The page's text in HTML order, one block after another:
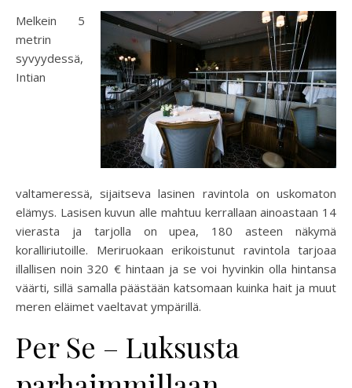
Melkein 5
metrin
syvyydessä,
Intian
valtameressä, sijaitseva lasinen ravintola on uskomaton
elämys. Lasisen kuvun alle mahtuu kerrallaan ainoastaan 14
vierasta ja tarjolla on upea, 180 asteen näkymä
koralliriutoille. Meriruokaan erikoistunut ravintola tarjoaa
illallisen noin 320 € hintaan ja se voi hyvinkin olla hintansa
väärti, sillä samalla päästään katsomaan kuinka hait ja muut
meren eläimet vaeltavat ympärillä.
Per Se – Luksusta